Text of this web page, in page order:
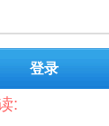
登录
: